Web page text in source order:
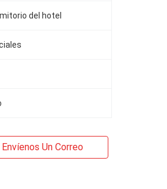
del hotel
Envíenos Un Correo